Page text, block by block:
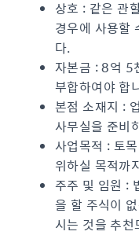
상호 : 같은 관
경우에 사용할
다.
자본금 : 8억 5
부합하여야 합
본점 소재지 :
사무실을 준비
사업목적 : 토
위하실 목적까
주주 및 임원 :
을 할 주식이
시는 것을 추